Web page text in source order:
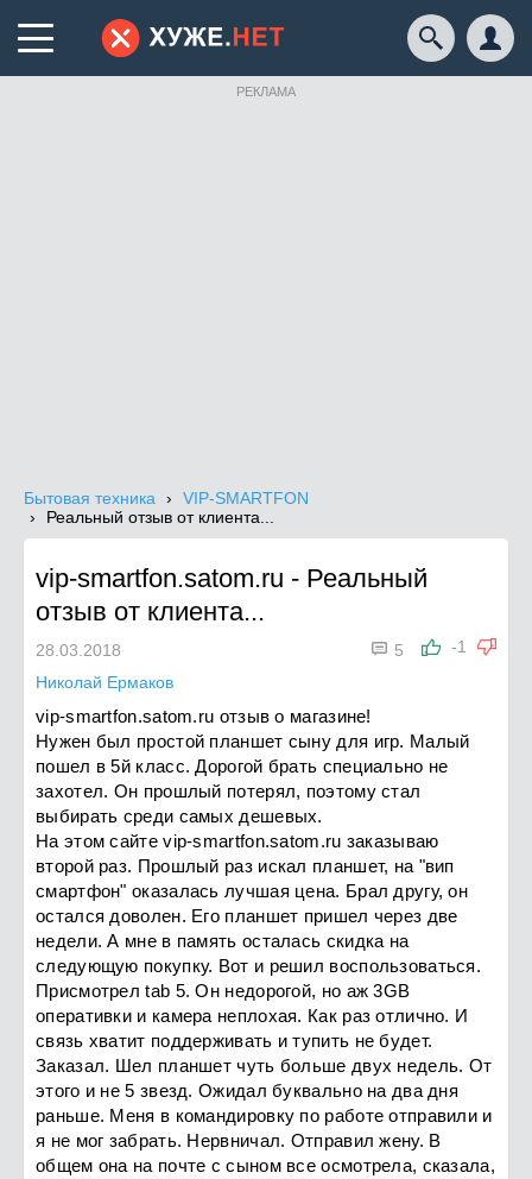
РЕКЛАМА
Бытовая техника
VIP-SMARTFON
Реальный отзыв от клиента...
vip-smartfon.satom.ru - Реальный
отзыв от клиента...
-1
 5
28.03.2018
Николай Ермаков
vip-smartfon.satom.ru отзыв о магазине!
Нужен был простой планшет сыну для игр. Малый
пошел в 5й класс. Дорогой брать специально не
захотел. Он прошлый потерял, поэтому стал
выбирать среди самых дешевых.
На этом сайте vip-smartfon.satom.ru заказываю
второй раз. Прошлый раз искал планшет, на "вип
смартфон" оказалась лучшая цена. Брал другу, он
остался доволен. Его планшет пришел через две
недели. А мне в память осталась скидка на
следующую покупку. Вот и решил воспользоваться.
Присмотрел tab 5. Он недорогой, но аж 3GB
оперативки и камера неплохая. Как раз отлично. И
связь хватит поддерживать и тупить не будет.
Заказал. Шел планшет чуть больше двух недель. От
этого и не 5 звезд. Ожидал буквально на два дня
раньше. Меня в командировку по работе отправили и
я не мог забрать. Нервничал. Отправил жену. В
общем она на почте с сыном все осмотрела, сказала,